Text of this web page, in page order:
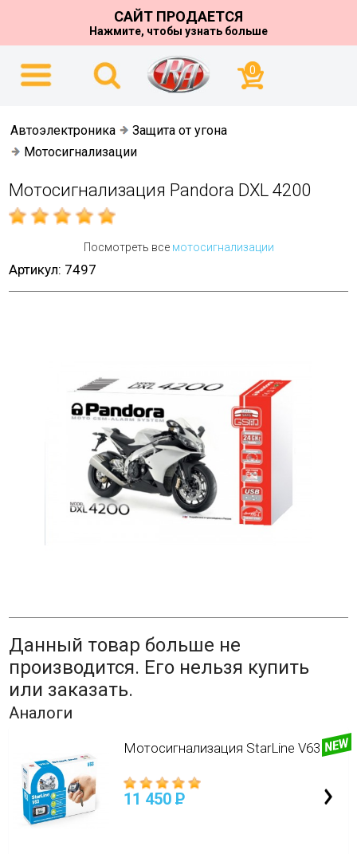
САЙТ ПРОДАЕТСЯ
Нажмите, чтобы узнать больше
0
Автоэлектроника
Защита от угона
Мотоcигнализации
Мотосигнализация Pandora DXL 4200
Посмотреть все мотоcигнализации
Артикул: 7497
Данный товар больше не
производится. Его нельзя купить
или заказать.
Аналоги
Мотосигнализация StarLine V63
11 450 P